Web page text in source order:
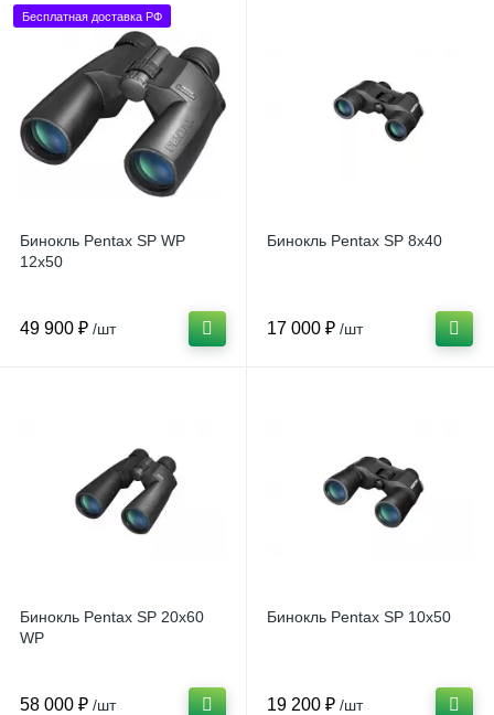
Бесплатная доставка РФ
Бинокль Pentax SP WP
12x50
49 900 ₽ /шт
Бинокль Pentax SP 8x40
17 000 ₽ /шт
Бинокль Pentax SP 20x60
WP
58 000 ₽ /шт
Бинокль Pentax SP 10x50
19 200 ₽ /шт